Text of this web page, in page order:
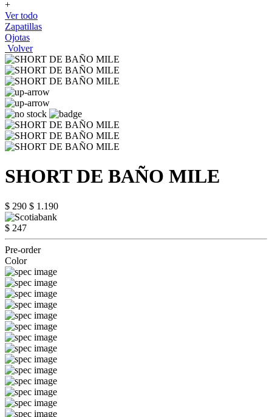
+
Ver todo
Zapatillas
Ojotas
Volver
SHORT DE BAÑO MILE
$ 290 $ 1.190
$ 247
Pre-order
Color